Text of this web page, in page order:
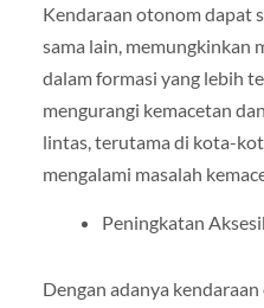
Kendaraan otonom dapat
sama lain, memungkinkan
dalam formasi yang lebih
mengurangi kemacetan
lintas, terutama di kota-
mengalami masalah
Peningkatan
Dengan adanya